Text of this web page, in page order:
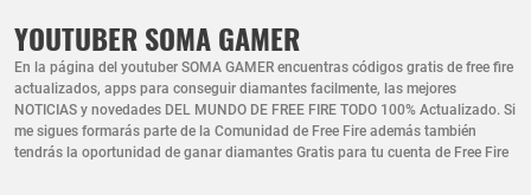
YOUTUBER SOMA GAMER
En la página del youtuber SOMA GAMER encuentras códigos gratis de free fire
actualizados, apps para conseguir diamantes facilmente, las mejores
NOTICIAS y novedades DEL MUNDO DE FREE FIRE TODO 100% Actualizado. Si
me sigues formarás parte de la Comunidad de Free Fire además también
tendrás la oportunidad de ganar diamantes Gratis para tu cuenta de Free Fire